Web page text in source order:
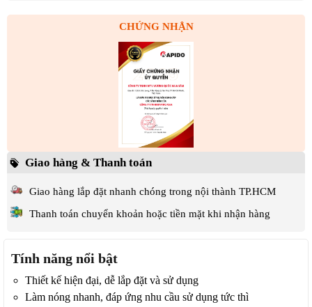
CHỨNG NHẬN
Giao hàng & Thanh toán
Giao hàng lắp đặt nhanh chóng trong nội thành TP.HCM
Thanh toán chuyển khoản hoặc tiền mặt khi nhận hàng
Tính năng nổi bật
Thiết kế hiện đại, dễ lắp đặt và sử dụng
Làm nóng nhanh, đáp ứng nhu cầu sử dụng tức thì